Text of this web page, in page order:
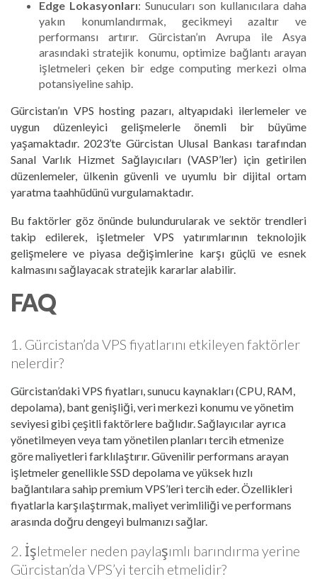
Edge Lokasyonları: Sunucuları son kullanıcılara daha
yakın konumlandırmak, gecikmeyi azaltır ve
performansı artırır. Gürcistan’ın Avrupa ile Asya
arasındaki stratejik konumu, optimize bağlantı arayan
işletmeleri çeken bir edge computing merkezi olma
potansiyeline sahip.
Gürcistan’ın VPS hosting pazarı, altyapıdaki ilerlemeler ve
uygun düzenleyici gelişmelerle önemli bir büyüme
yaşamaktadır. 2023’te Gürcistan Ulusal Bankası tarafından
Sanal Varlık Hizmet Sağlayıcıları (VASP’ler) için getirilen
düzenlemeler, ülkenin güvenli ve uyumlu bir dijital ortam
yaratma taahhüdünü vurgulamaktadır.
Bu faktörler göz önünde bulundurularak ve sektör trendleri
takip edilerek, işletmeler VPS yatırımlarının teknolojik
gelişmelere ve piyasa değişimlerine karşı güçlü ve esnek
kalmasını sağlayacak stratejik kararlar alabilir.
FAQ
1. Gürcistan’da VPS fiyatlarını etkileyen faktörler
nelerdir?
Gürcistan’daki VPS fiyatları, sunucu kaynakları (CPU, RAM,
depolama), bant genişliği, veri merkezi konumu ve yönetim
seviyesi gibi çeşitli faktörlere bağlıdır. Sağlayıcılar ayrıca
yönetilmeyen veya tam yönetilen planları tercih etmenize
göre maliyetleri farklılaştırır. Güvenilir performans arayan
işletmeler genellikle SSD depolama ve yüksek hızlı
bağlantılara sahip premium VPS’leri tercih eder. Özellikleri
fiyatlarla karşılaştırmak, maliyet verimliliği ve performans
arasında doğru dengeyi bulmanızı sağlar.
2. İşletmeler neden paylaşımlı barındırma yerine
Gürcistan’da VPS’yi tercih etmelidir?